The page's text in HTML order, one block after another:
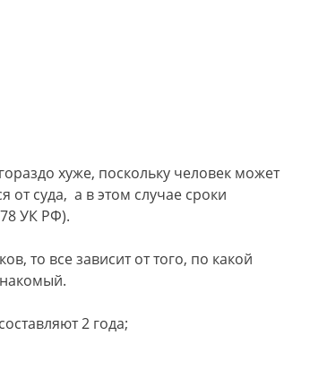
хуже, поскольку человек может
от суда, а в этом случае сроки
УК РФ).
то все зависит от того, по какой
2 года;